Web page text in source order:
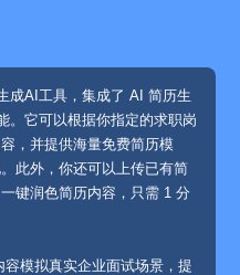
成AI工具，集成了 AI 简历生
。它可以根据你指定的求职岗
，并提供海量免费简历模
此外，你还可以上传已有简
键润色简历内容，只需 1 分
模拟真实企业面试场景，提